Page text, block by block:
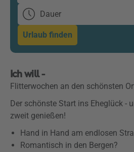
Dauer
Urlaub finden
Ich will -
Flitterwochen an den schönsten
Der schönste Start ins Eheglück -
zweit genießen!
Hand in Hand am endlosen
Romantisch in den Bergen?